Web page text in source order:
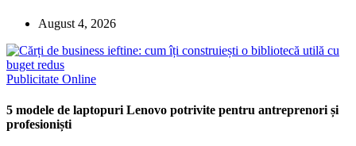
August 4, 2026
Publicitate Online
5 modele de laptopuri Lenovo potrivite pentru antreprenori și
profesioniști